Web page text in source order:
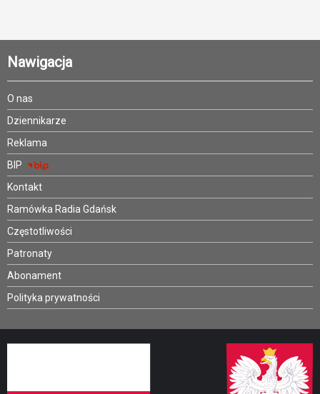
Nawigacja
O nas
Dziennikarze
Reklama
BIP
Kontakt
Ramówka Radia Gdańsk
Częstotliwości
Patronaty
Abonament
Polityka prywatności